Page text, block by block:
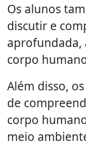
Os alunos
discutir e
aprofundada,
corpo
Além disso,
de
corpo
meio